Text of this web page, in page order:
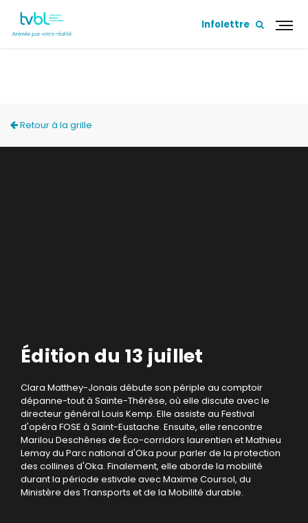
Infolettre
Retour à la grille
Édition du 13 juillet
Clara Matthey-Jonais débute son périple au comptoir
dépanne-tout à Sainte-Thérèse, où elle discute avec le
directeur général Louis Kemp. Elle assiste au Festival
d'opéra FOSE à Saint-Eustache. Ensuite, elle rencontre
Marilou Deschênes de Éco-corridors laurentien et Mathieu
Lemay du Parc national d'Oka pour parler de la protection
des collines d'Oka. Finalement, elle aborde la mobilité
durant la période estivale avec Maxime Coursol, du
Ministère des Transports et de la Mobilité durable.